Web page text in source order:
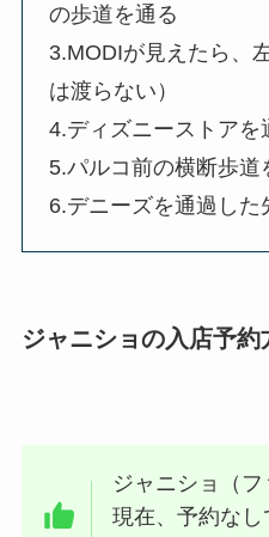
の歩道を通る
3.MODIが見えたら、
は渡らない）
4.ディズニーストアを
5.パルコ前の横断歩道
6.デニーズを通過した
ジャニショの入店予約
ジャニショ（
現在、予約な